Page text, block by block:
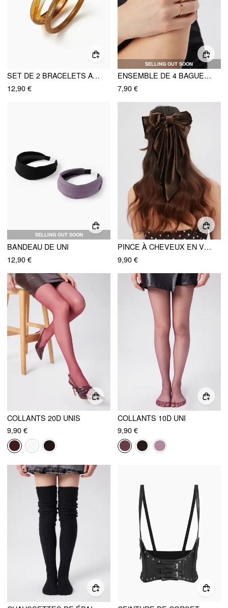
SET DE 2 BRACELETS AU MOTIF MARBRE
12,90 €
SELLING OUT SOON
ENSEMBLE DE 4 BAGUES DÉCORÉES DE RHINESTONES
7,90 €
SELLING OUT SOON
BANDEAU DE UNI
12,90 €
PINCE À CHEVEUX EN VELOURS NŒUD
9,90 €
COLLANTS 20D UNIS
9,90 €
COLLANTS 10D UNI
9,90 €